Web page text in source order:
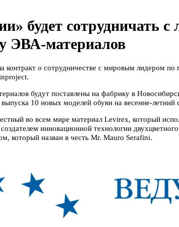
будет сотрудничать с
ЭВА-материалов
контракт о сотрудничестве с мировым лидером
будут поставлены на фабрику в
выпуска 10 новых моделей обуви на весенне-летний
во всем мире материал Levirex, который
инновационной технологии
который назван в честь Mr. Mauro Serafini.